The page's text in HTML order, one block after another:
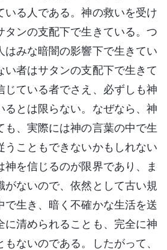
いる人である。神の救いを受け
タンの支配下で生きている。つ
はみな暗闇の影響下で生きてい
い者はサタンの支配下で生きて
じている者でさえ、必ずしも神
るとは限らない。なぜなら、神
も、実際には神の言葉の中で生
うこともできないかもしれない
神を信じるのが限界であり、ま
がないので、依然として古い規
で生き、暗く不確かな生活を送
に清められることも、完全に神
ないのである。したがって、